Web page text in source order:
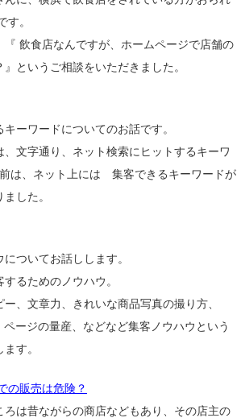
す。
『 飲食店なんですが、ホームページで店舗の
というご相談をいただきました。
ーワードについてのお話です。
、文字通り、ネット検索にヒットするキーワ
は、ネット上には 集客できるキーワードが
した。
ついてお話しします。
るためのノウハウ。
、文章力、きれいな商品写真の撮り方、
ページの量産、などなど集客ノウハウという
す。
の販売は危険？
ろは昔ながらの商店などもあり、その店主の